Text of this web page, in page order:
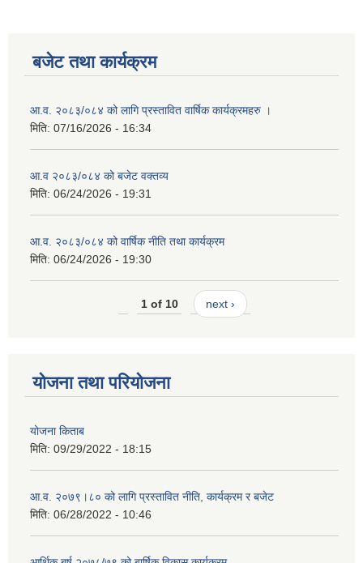
बजेट तथा कार्यक्रम
आ.व. २०८३/०८४ को लागि प्रस्तावित वार्षिक कार्यक्रमहरु ।
मिति: 07/16/2026 - 16:34
आ.व २०८३/०८४ को बजेट वक्तव्य
मिति: 06/24/2026 - 19:31
आ.व. २०८३/०८४ को वार्षिक नीति तथा कार्यक्रम
मिति: 06/24/2026 - 19:30
1 of 10 next ›
योजना तथा परियोजना
योजना किताब
मिति: 09/29/2022 - 18:15
आ.व. २०७९।८० को लागि प्रस्तावित नीति, कार्यक्रम र बजेट
मिति: 06/28/2022 - 10:46